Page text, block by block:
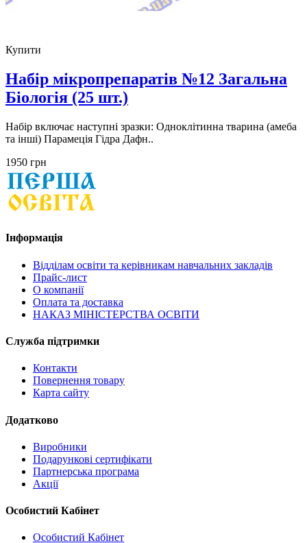
Купити
Набір мікропрепаратів №12 Загальна
Біологія (25 шт.)
Набір включає наступні зразки: Одноклітинна тварина (амеба
та інші) Парамеція Гідра Дафн..
1950 грн
Інформація
Відділам освіти та керівникам навчальних закладів
Прайс-лист
О компанії
Оплата та доставка
НАКАЗ МІНІСТЕРСТВА ОСВІТИ
Служба підтримки
Контакти
Повернення товару
Карта сайту
Додатково
Виробники
Подарункові сертифікати
Партнерська програма
Акції
Особистий Кабінет
Особистий Кабінет